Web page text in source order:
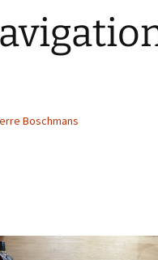
Boschmans